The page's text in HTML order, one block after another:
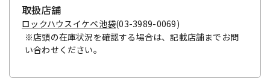
取扱店舗
ロックハウスイケベ池袋(03-3989-0069)
※店頭の在庫状況を確認する場合は、記載店舗までお問
い合わせください。